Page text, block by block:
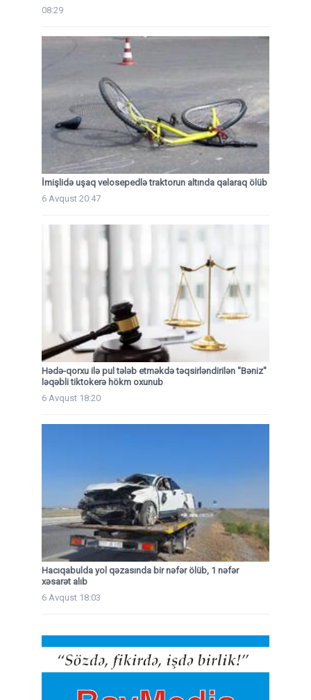
08:29
İmişlidə uşaq velosepedlə traktorun altında qalaraq ölüb
6 Avqust 20:47
Hədə-qorxu ilə pul tələb etməkdə təqsirləndirilən "Bəniz"
ləqəbli tiktokerə hökm oxunub
6 Avqust 18:20
Hacıqabulda yol qəzasında bir nəfər ölüb, 1 nəfər
xəsarət alıb
6 Avqust 18:03